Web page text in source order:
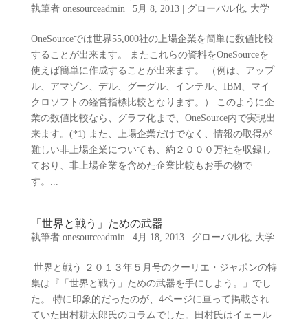
執筆者 onesourceadmin| 5月 8, 2013| グローバル化, 大学
OneSourceでは世界55,000社の上場企業を簡単に数値比較
することが出来ます。 またこれらの資料をOneSourceを
使えば簡単に作成することが出来ます。 （例は、アップ
ル、アマゾン、デル、グーグル、インテル、IBM、マイ
クロソフトの経営指標比較となります。） このように企
業の数値比較なら、グラフ化まで、OneSource内で実現出
来ます。(*1) また、上場企業だけでなく、情報の取得が
難しい非上場企業についても、約２０００万社を収録し
ており、非上場企業を含めた企業比較もお手の物で
す。...
「世界と戦う」ための武器
執筆者 onesourceadmin| 4月 18, 2013| グローバル化, 大学
世界と戦う ２０１３年５月号のクーリエ・ジャポンの特
集は『「世界と戦う」ための武器を手にしよう。」でし
た。 特に印象的だったのが、4ページに亘って掲載され
ていた田村耕太郎氏のコラムでした。田村氏はイェール